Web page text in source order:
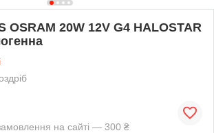
OSRAM 20W 12V G4 HALOSTAR
на сайті — 300 ₴